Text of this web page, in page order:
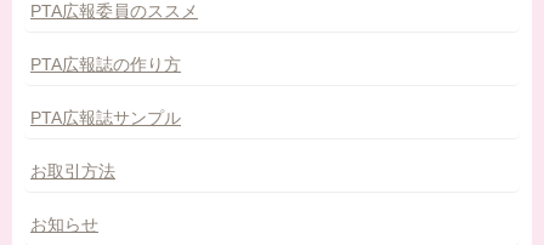
PTA広報委員のススメ
PTA広報誌の作り方
PTA広報誌サンプル
お取引方法
お知らせ